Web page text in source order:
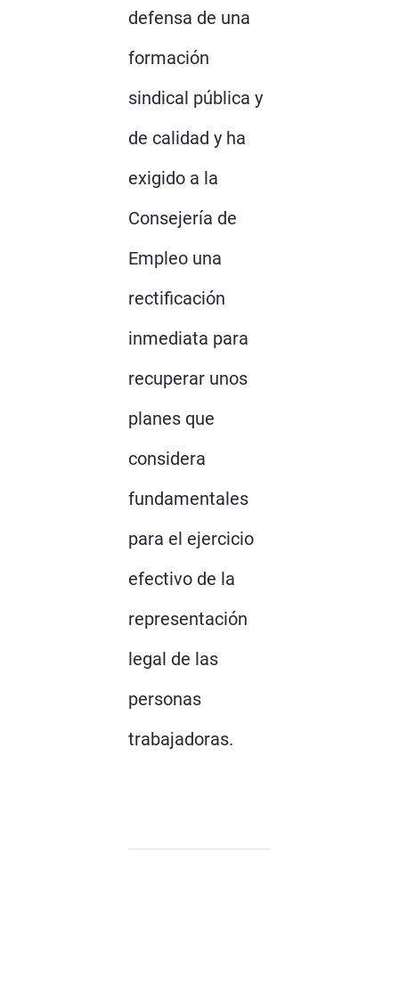
defensa de una
formación
sindical pública y
de calidad y ha
exigido a la
Consejería de
Empleo una
rectificación
inmediata para
recuperar unos
planes que
considera
fundamentales
para el ejercicio
efectivo de la
representación
legal de las
personas
trabajadoras.